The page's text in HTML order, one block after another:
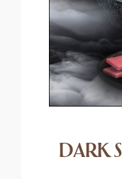
DARK